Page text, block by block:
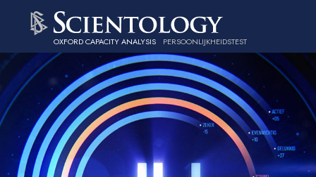
OXFORD CAPACITY ANALYSIS PERSOONLIJKHEIDSTEST